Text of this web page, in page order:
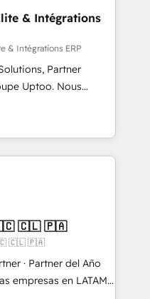
and NetSuite or
data
or unreliable
and integrations.
& Intégrations
& Intégrations ERP
Partner
Nous
Marketing,
grâce à la Revenue
équipes, pipeline
Modjo), Shopify,
Node.js, Custom
& Breeze AI. 🎯
B2B, SaaS, Services
livrables
🇨🇱 🇵🇦
🇨🇱 🇵🇦
· Partner del Año